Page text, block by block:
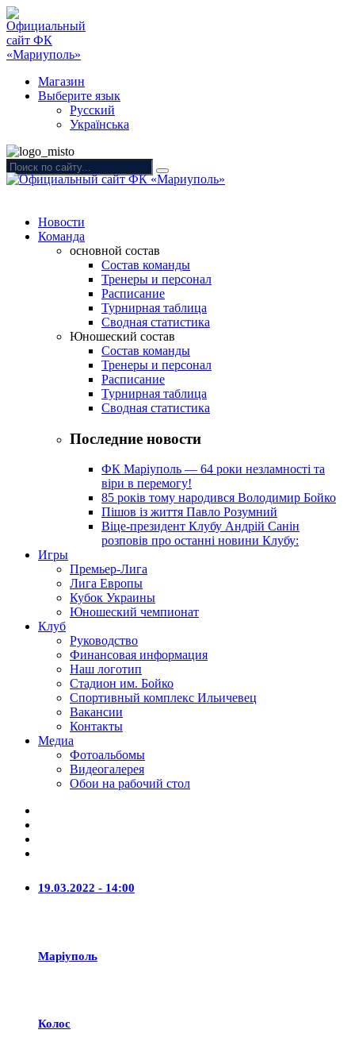
Магазин
Выберите язык
Русский
Українська
Новости
Команда
основной состав
Состав команды
Тренеры и персонал
Расписание
Турнирная таблица
Сводная статистика
Юношеский состав
Состав команды
Тренеры и персонал
Расписание
Турнирная таблица
Сводная статистика
Последние новости
ФК Маріуполь — 64 роки незламності та
віри в перемогу!
85 років тому народився Володимир Бойко
Пішов із життя Павло Розумний
Віце-президент Клубу Андрій Санін
розповів про останні новини Клубу:
Игры
Премьер-Лига
Лига Европы
Кубок Украины
Юношеский чемпионат
Клуб
Руководство
Финансовая информация
Наш логотип
Стадион им. Бойко
Спортивный комплекс Ильичевец
Вакансии
Контакты
Медиа
Фотоальбомы
Видеогалерея
Обои на рабочий стол
19.03.2022 - 14:00
Маріуполь
Колос